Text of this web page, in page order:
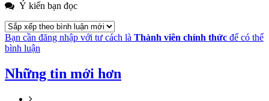
Ý kiến bạn đọc
Bạn cần đăng nhập với tư cách là Thành viên chính thức để có thể
bình luận
Những tin mới hơn